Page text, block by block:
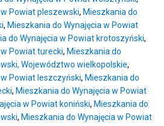
Powiat pleszewski, Mieszkania do
, Mieszkania do Wynajęcia w Powiat
do Wynajęcia w Powiat krotoszyński,
Powiat turecki, Mieszkania do
Województwo wielkopolskie,
Powiat leszczyński, Mieszkania do
, Mieszkania do Wynajęcia w Powiat
w Powiat koniński, Mieszkania do
, Mieszkania do Wynajęcia w Powiat